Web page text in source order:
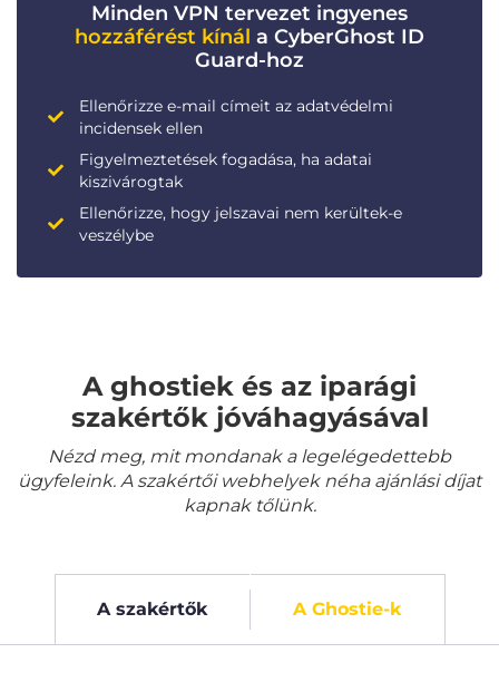
Minden VPN tervezet ingyenes
hozzáférést kínál a CyberGhost ID
Guard-hoz
Ellenőrizze e-mail címeit az adatvédelmi
incidensek ellen
Figyelmeztetések fogadása, ha adatai
kiszivárogtak
Ellenőrizze, hogy jelszavai nem kerültek-e
veszélybe
A ghostiek és az iparági
szakértők jóváhagyásával
Nézd meg, mit mondanak a legelégedettebb
ügyfeleink. A szakértői webhelyek néha ajánlási díjat
kapnak tőlünk.
A szakértők A Ghostie-k